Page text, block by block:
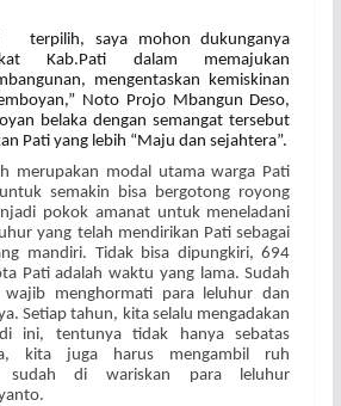
terpilih, saya mohon dukunganya
Kab.Pati dalam memajukan
mengentaskan kemiskinan
Noto Projo Mbangun Deso,
belaka dengan semangat tersebut
Pati yang lebih “Maju dan sejahtera”.
merupakan modal utama warga Pati
semakin bisa bergotong royong
pokok amanat untuk meneladani
yang telah mendirikan Pati sebagai
mandiri. Tidak bisa dipungkiri, 694
Pati adalah waktu yang lama. Sudah
menghormati para leluhur dan
Setiap tahun, kita selalu mengadakan
ini, tentunya tidak hanya sebatas
kita juga harus mengambil ruh
sudah di wariskan para leluhur